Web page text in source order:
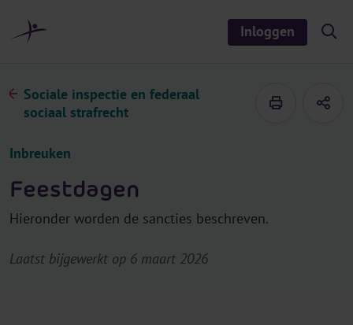
Inloggen
S
i
Sociale inspectie en federaal
sociaal strafrecht
Inbreuken
Feestdagen
Hieronder worden de sancties beschreven.
Laatst bijgewerkt op 6 maart 2026